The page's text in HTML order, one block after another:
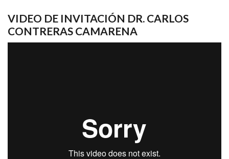
VIDEO DE INVITACIÓN DR. CARLOS
CONTRERAS CAMARENA